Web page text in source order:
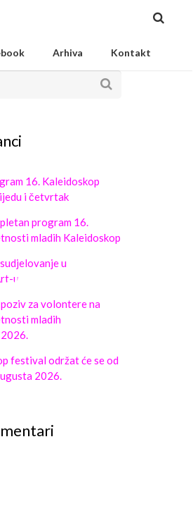
Arhiva Kontakt
16. Kaleidoskop
i četvrtak
program 16.
mladih Kaleidoskop
u
u
za volontere na
mladih
2026.
festival održat će se od
2026.